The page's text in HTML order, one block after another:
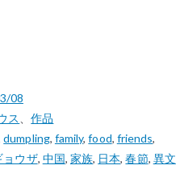
08
ス 、作品
dumpling, family,food, friends,
ョウザ, 中国, 家族, 日本,春節, 異文